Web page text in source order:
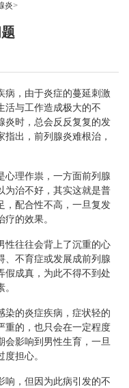
炎>
病，由于炎症的蔓延刺激
活与工作造成极大的不
炎时，总会反反复复的发
出，前列腺炎难根治，
心理作祟，一方面前列腺
为治不好，其实这就是普
，配合性不高，一旦复发
的效果。
性往往会背上了沉重的心
、不育症或发展成前列腺
假成真，为此不得不到处
染的炎症疾病，症状轻的
重的，也只会在一定程度
会影响到男性生育，一旦
担心。
响，但因为此病引发的不